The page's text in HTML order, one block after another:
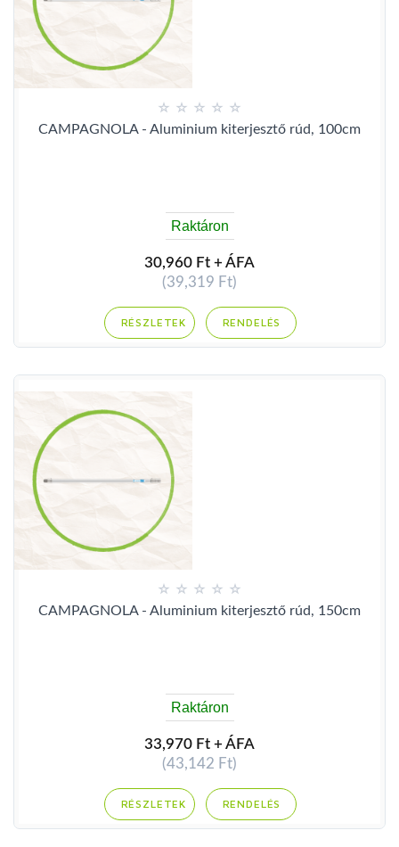
CAMPAGNOLA - Aluminium kiterjesztő rúd, 100cm
Raktáron
30,960 Ft + ÁFA
(39,319 Ft)
RENDELÉS
CAMPAGNOLA - Aluminium kiterjesztő rúd, 150cm
Raktáron
33,970 Ft + ÁFA
(43,142 Ft)
RENDELÉS